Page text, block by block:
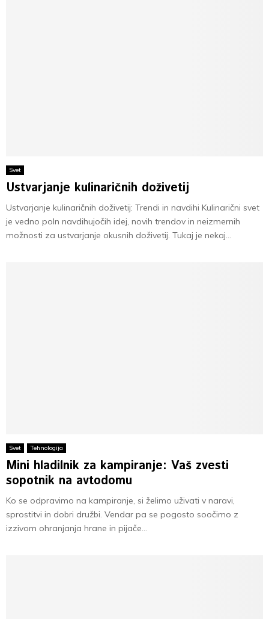
Svet
Ustvarjanje kulinaričnih doživetij
Ustvarjanje kulinaričnih doživetij: Trendi in navdihi Kulinarični svet
je vedno poln navdihujočih idej, novih trendov in neizmernih
možnosti za ustvarjanje okusnih doživetij. Tukaj je nekaj...
Svet Tehnologija
Mini hladilnik za kampiranje: Vaš zvesti
sopotnik na avtodomu
Ko se odpravimo na kampiranje, si želimo uživati v naravi,
sprostitvi in dobri družbi. Vendar pa se pogosto soočimo z
izzivom ohranjanja hrane in pijače...